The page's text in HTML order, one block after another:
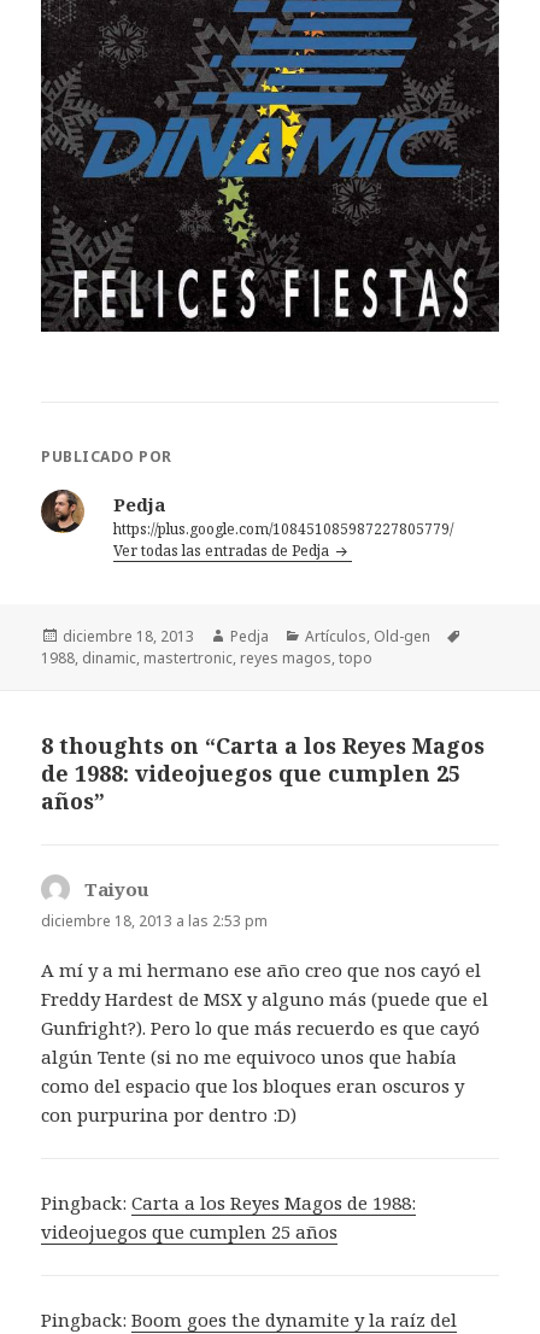
PUBLICADO POR
Pedja
https://plus.google.com/108451085987227805779/
Ver todas las entradas de Pedja
Publicado
el
diciembre 18, 2013 Autor
Pedja Categorías
Artículos, Old-gen
1988, dinamic, mastertronic, reyes magos,topo
8 thoughts on “Carta a los Reyes Magos
de 1988: videojuegos que cumplen 25
años”
Taiyou
diciembre 18, 2013 a las 2:53 pm
A mí y a mi hermano ese año creo que nos cayó el
Freddy Hardest de MSX y alguno más (puede que el
Gunfright?). Pero lo que más recuerdo es que cayó
algún Tente (si no me equivoco unos que había
como del espacio que los bloques eran oscuros y
con purpurina por dentro :D)
Pingback:Carta a los Reyes Magos de 1988:
videojuegos que cumplen 25 años
Pingback:Boom goes the dynamite y la raíz del